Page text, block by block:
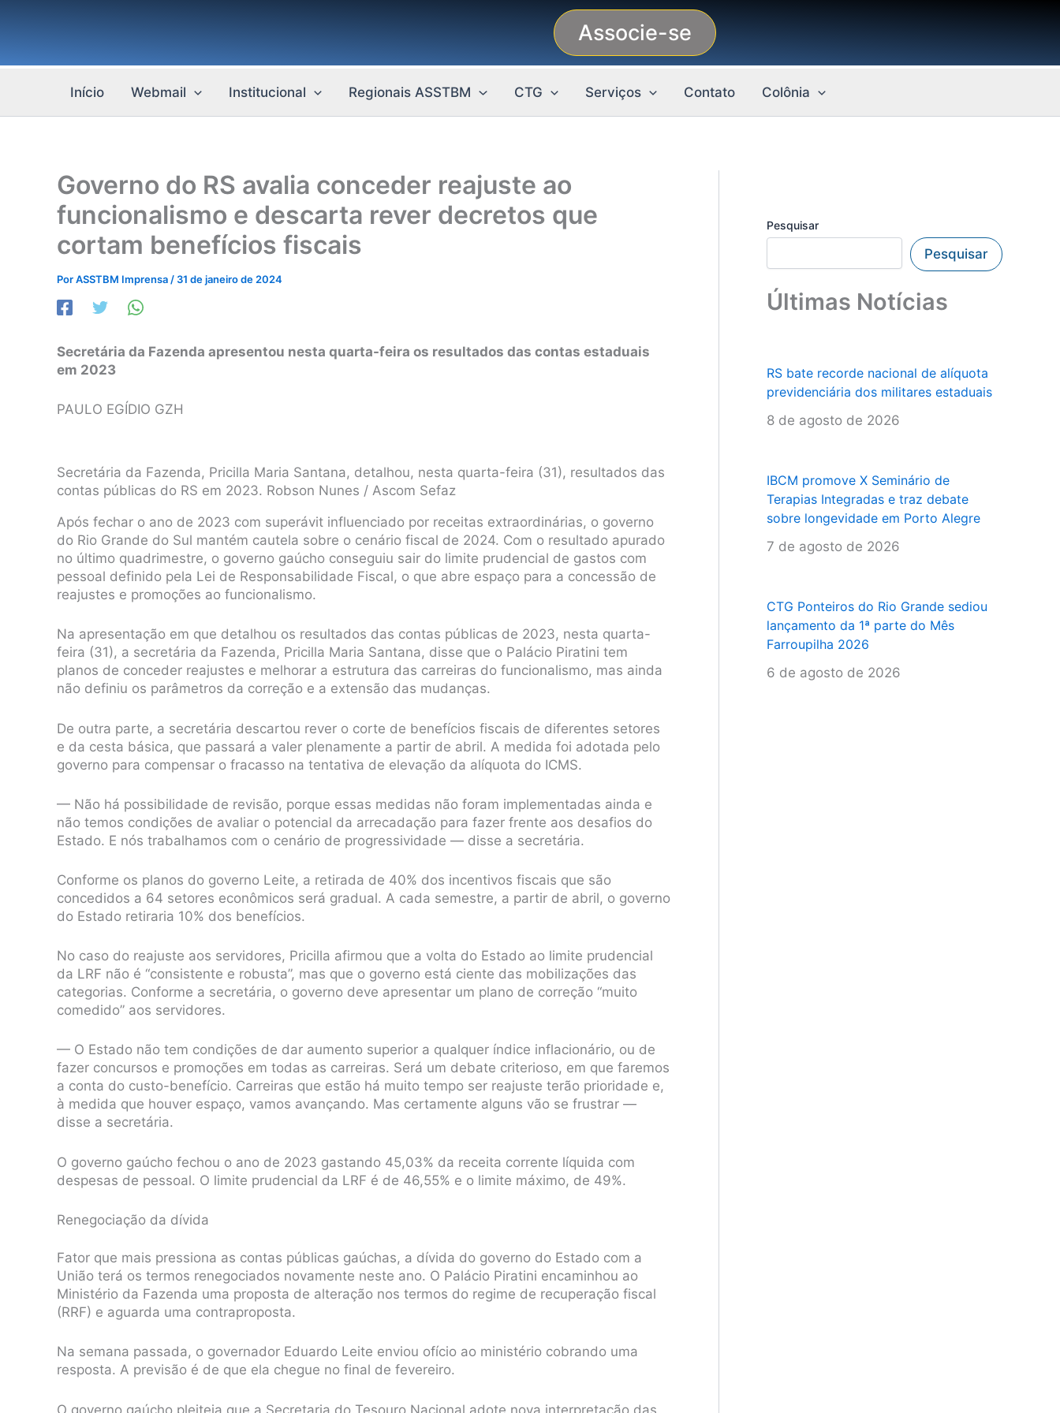
conteúdo
Associe-se
Início Webmail Institucional Regionais ASSTBM CTG Serviços Contato Colônia
Governo do RS avalia conceder reajuste ao
funcionalismo e descarta rever decretos que
cortam benefícios fiscais
PorASSTBM Imprensa / 31 de janeiro de 2024
Secretária da Fazenda apresentou nesta quarta-feira os resultados das contas estaduais
em 2023
PAULO EGÍDIO GZH
Secretária da Fazenda, Pricilla Maria Santana, detalhou, nesta quarta-feira (31), resultados das
contas públicas do RS em 2023. Robson Nunes / Ascom Sefaz
Após fechar o ano de 2023 com superávit influenciado por receitas extraordinárias, o governo
do Rio Grande do Sul mantém cautela sobre o cenário fiscal de 2024. Com o resultado apurado
no último quadrimestre, o governo gaúcho conseguiu sair do limite prudencial de gastos com
pessoal definido pela Lei de Responsabilidade Fiscal, o que abre espaço para a concessão de
reajustes e promoções ao funcionalismo.
Na apresentação em que detalhou os resultados das contas públicas de 2023, nesta quarta-
feira (31), a secretária da Fazenda, Pricilla Maria Santana, disse que o Palácio Piratini tem
planos de conceder reajustes e melhorar a estrutura das carreiras do funcionalismo, mas ainda
não definiu os parâmetros da correção e a extensão das mudanças.
De outra parte, a secretária descartou rever o corte de benefícios fiscais de diferentes setores
e da cesta básica, que passará a valer plenamente a partir de abril. A medida foi adotada pelo
governo para compensar o fracasso na tentativa de elevação da alíquota do ICMS.
— Não há possibilidade de revisão, porque essas medidas não foram implementadas ainda e
não temos condições de avaliar o potencial da arrecadação para fazer frente aos desafios do
Estado. E nós trabalhamos com o cenário de progressividade — disse a secretária.
Conforme os planos do governo Leite, a retirada de 40% dos incentivos fiscais que são
concedidos a 64 setores econômicos será gradual. A cada semestre, a partir de abril, o governo
do Estado retiraria 10% dos benefícios.
No caso do reajuste aos servidores, Pricilla afirmou que a volta do Estado ao limite prudencial
da LRF não é “consistente e robusta”, mas que o governo está ciente das mobilizações das
categorias. Conforme a secretária, o governo deve apresentar um plano de correção “muito
comedido” aos servidores.
— O Estado não tem condições de dar aumento superior a qualquer índice inflacionário, ou de
fazer concursos e promoções em todas as carreiras. Será um debate criterioso, em que faremos
a conta do custo-benefício. Carreiras que estão há muito tempo ser reajuste terão prioridade e,
à medida que houver espaço, vamos avançando. Mas certamente alguns vão se frustrar —
disse a secretária.
O governo gaúcho fechou o ano de 2023 gastando 45,03% da receita corrente líquida com
despesas de pessoal. O limite prudencial da LRF é de 46,55% e o limite máximo, de 49%.
Renegociação da dívida
Fator que mais pressiona as contas públicas gaúchas, a dívida do governo do Estado com a
União terá os termos renegociados novamente neste ano. O Palácio Piratini encaminhou ao
Ministério da Fazenda uma proposta de alteração nos termos do regime de recuperação fiscal
(RRF) e aguarda uma contraproposta.
Na semana passada, o governador Eduardo Leite enviou ofício ao ministério cobrando uma
resposta. A previsão é de que ela chegue no final de fevereiro.
O governo gaúcho pleiteia que a Secretaria do Tesouro Nacional adote nova interpretação das
Pesquisar
Pesquisar
Últimas Notícias
RS bate recorde nacional de alíquota
previdenciária dos militares estaduais
8 de agosto de 2026
IBCM promove X Seminário de
Terapias Integradas e traz debate
sobre longevidade em Porto Alegre
7 de agosto de 2026
CTG Ponteiros do Rio Grande sediou
lançamento da 1ª parte do Mês
Farroupilha 2026
6 de agosto de 2026